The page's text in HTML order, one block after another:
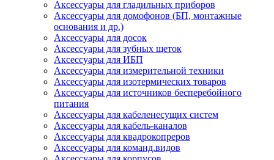
Аксессуары для гладильных приборов
Аксессуары для домофонов (БП, монтажные
основания и др.)
Аксессуары для досок
Аксессуары для зубных щеток
Аксессуары для ИБП
Аксессуары для измерительной техники
Аксессуары для изотермических товаров
Аксессуары для источников бесперебойного
питания
Аксессуары для кабеленесущих систем
Аксессуары для кабель-каналов
Аксессуары для квадрокопреров
Аксессуары для команд.видов